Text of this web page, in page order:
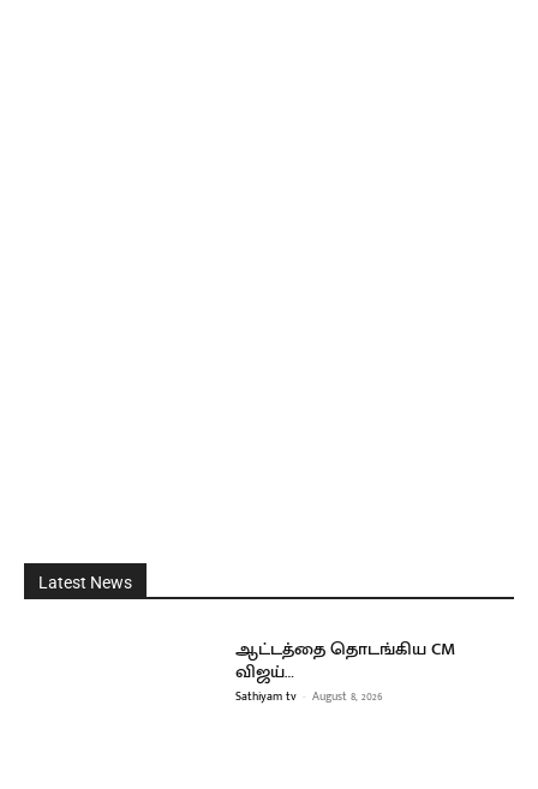
Latest News
ஆட்டத்தை தொடங்கிய CM
விஜய்…
Sathiyam tv - August 8, 2026